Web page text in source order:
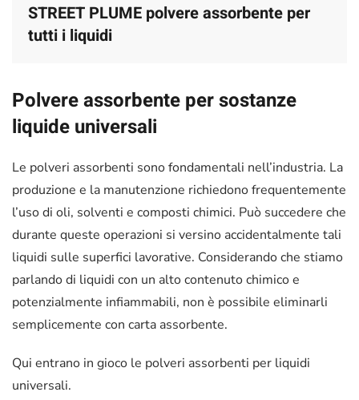
STREET PLUME polvere assorbente per
tutti i liquidi
Polvere assorbente per sostanze
liquide universali
Le polveri assorbenti sono fondamentali nell’industria. La
produzione e la manutenzione richiedono frequentemente
l’uso di oli, solventi e composti chimici. Può succedere che
durante queste operazioni si versino accidentalmente tali
liquidi sulle superfici lavorative. Considerando che stiamo
parlando di liquidi con un alto contenuto chimico e
potenzialmente infiammabili, non è possibile eliminarli
semplicemente con carta assorbente.
Qui entrano in gioco le polveri assorbenti per liquidi
universali.